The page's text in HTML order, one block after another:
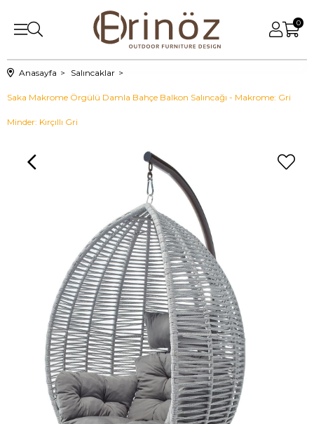
0
Anasayfa Salıncaklar
Saka Makrome Örgülü Damla Bahçe Balkon Salıncağı - Makrome: Gri
Minder: Kırçıllı Gri